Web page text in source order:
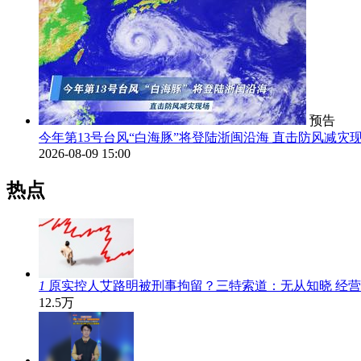
预告
今年第13号台风“白海豚”将登陆浙闽沿海 直击防风减灾
2026-08-09 15:00
热点
1 原实控人艾路明被刑事拘留？三特索道：无从知晓 经
12.5万